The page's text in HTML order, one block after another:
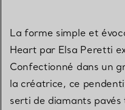
La forme simple et
Heart par Elsa Peretti
Confectionné dans un
la créatrice, ce
serti de diamants